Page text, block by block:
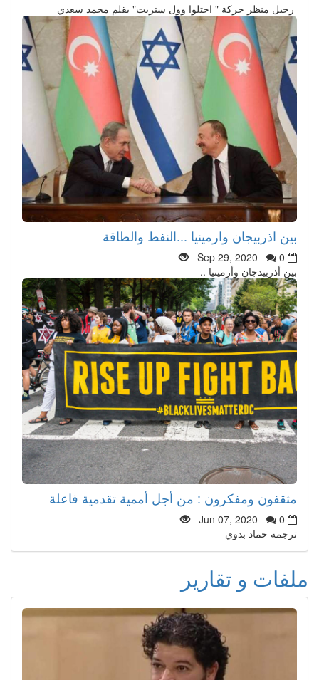
رحيل منظر حركة " احتلوا وول ستريت" بقلم محمد سعدي
بين اذربيجان وارمينيا ...النفط والطاقة
Sep 29, 2020
0
بين أذربيدجان وأرمينيا ..
مثقفون ومفكرون : من أجل أممية تقدمية فاعلة
Jun 07, 2020
0
ترجمه حماد بدوي
ملفات و تقارير